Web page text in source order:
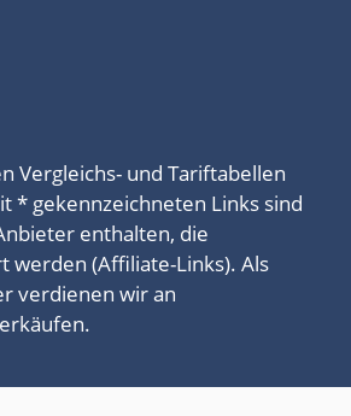
Vergleichs- und Tariftabellen
* gekennzeichneten Links sind
enthalten, die
werden (Affiliate-Links). Als
verdienen wir an